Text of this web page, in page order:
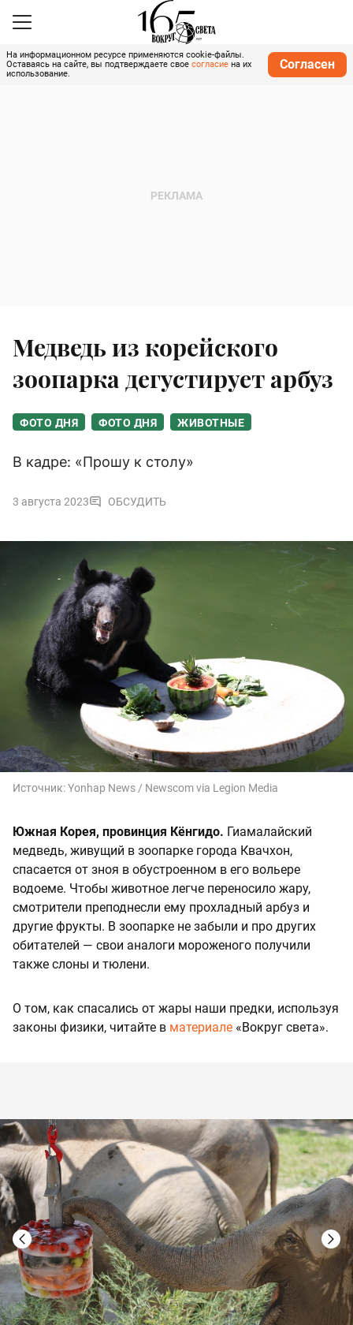
На информационном ресурсе применяются cookie-файлы.
Оставаясь на сайте, вы подтверждаете свое согласие на их
использование.
Согласен
Медведь из корейского
зоопарка дегустирует арбуз
ФОТО ДНЯ ФОТО ДНЯ ЖИВОТНЫЕ
В кадре: «Прошу к столу»
3 августа 2023 ОБСУДИТЬ
Источник:Yonhap News / Newscom via Legion Media
Южная Корея, провинция Кёнгидо. Гиамалайский
медведь, живущий в зоопарке города Квачхон,
спасается от зноя в обустроенном в его вольере
водоеме. Чтобы животное легче переносило жару,
смотрители преподнесли ему прохладный арбуз и
другие фрукты. В зоопарке не забыли и про других
обитателей — свои аналоги мороженого получили
также слоны и тюлени.
О том, как спасались от жары наши предки, используя
законы физики, читайте в материале «Вокруг света».